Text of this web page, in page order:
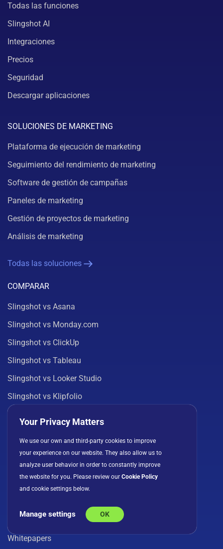
Todas las funciones
Slingshot AI
Integraciones
Precios
Seguridad
Descargar aplicaciones
SOLUCIONES DE MARKETING
Plataforma de ejecución de marketing
Seguimiento del rendimiento de marketing
Software de gestión de campañas
Paneles de marketing
Gestión de proyectos de marketing
Análisis de marketing
Todas las soluciones
COMPARAR
Slingshot vs Asana
Slingshot vs Monday.com
Slingshot vs ClickUp
Slingshot vs Tableau
Slingshot vs Looker Studio
Slingshot vs Klipfolio
Ver todas las comparaciones
RECURSOS
Blog
Plantillas
Webinars
Whitepapers
Your Privacy Matters
We use our own and third-party cookies to improve
your experience on our website. They also allow us to
analyze user behavior in order to constantly improve
the website for you. Please review our Cookie Policy
and cookie settings below.
Manage settings OK